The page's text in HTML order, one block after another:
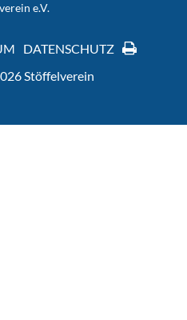
e.V.
DATENSCHUTZ
Stöffelverein